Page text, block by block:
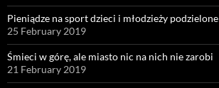
Pieniądze na sport dzieci i młodzieży podzielone
25 February 2019
Śmieci w górę, ale miasto nic na nich nie zarobi
21 February 2019